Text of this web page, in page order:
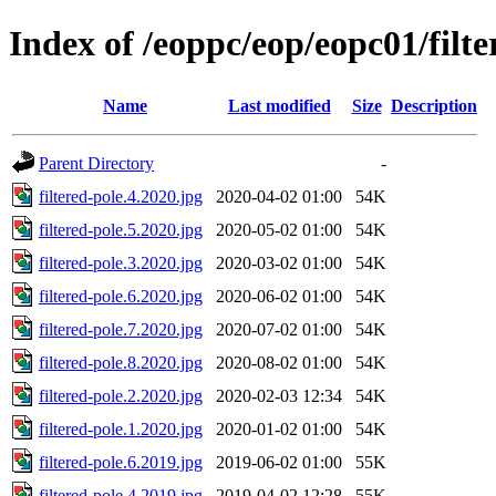
Index of /eoppc/eop/eopc01/
Name Last modified Size Description
Parent Directory
-
filtered-pole.4.2020.jpg
2020-04-02 01:00
54K
filtered-pole.5.2020.jpg
2020-05-02 01:00
54K
filtered-pole.3.2020.jpg
2020-03-02 01:00
54K
filtered-pole.6.2020.jpg
2020-06-02 01:00
54K
filtered-pole.7.2020.jpg
2020-07-02 01:00
54K
filtered-pole.8.2020.jpg
2020-08-02 01:00
54K
filtered-pole.2.2020.jpg
2020-02-03 12:34
54K
filtered-pole.1.2020.jpg
2020-01-02 01:00
54K
filtered-pole.6.2019.jpg
2019-06-02 01:00
55K